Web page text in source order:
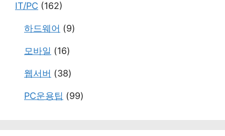
IT/PC (162)
하드웨어 (9)
모바일 (16)
웹서버 (38)
PC운용팁 (99)